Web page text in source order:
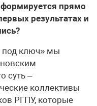
прямо
результатах и
под ключ» мы
суть –
коллективы
РГПУ, которые